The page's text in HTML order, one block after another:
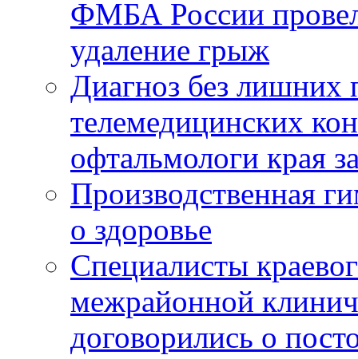
ФМБА России
удаление грыж
Диагноз без лишних
телемедицинских
офтальмологи края
Производственная
о здоровье
Специалисты
межрайонной
договорились о